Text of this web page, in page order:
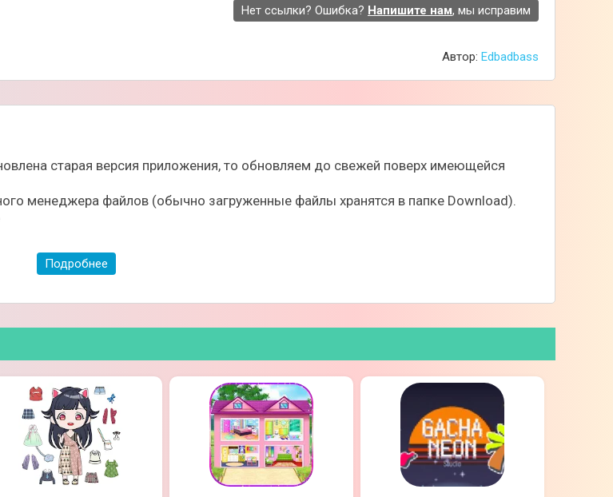
действительно уникальных героев, начиная от выбора цвета глаз и
можно сохранять, менять позы героев, добавлять текст и придумывать свои
Нет ссылки? Ошибка? Напишите нам, мы исправим
Автор: Edbadbass
старая версия приложения, то обновляем до свежей поверх имеющейся
менеджера файлов (обычно загруженные файлы хранятся в папке Download).
Подробнее